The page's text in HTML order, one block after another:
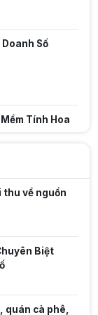
Số
Tính Hoa
Quản Trị
Hành Cửa
về nguồn
Biệt
quán cà phê,